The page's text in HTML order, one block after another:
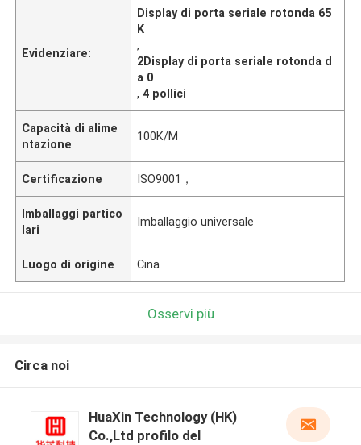
Evidenziare:
Display di porta seriale rotonda 65
K
,
2Display di porta seriale rotonda d
a 0
,4 pollici
Capacità di alime
ntazione
100K/M
Certificazione ISO9001，
Imballaggi partico
lari
Imballaggio universale
Luogo di origine Cina
Osservi più
Circa noi
HuaXin Technology (HK)
Co.,Ltd profilo del